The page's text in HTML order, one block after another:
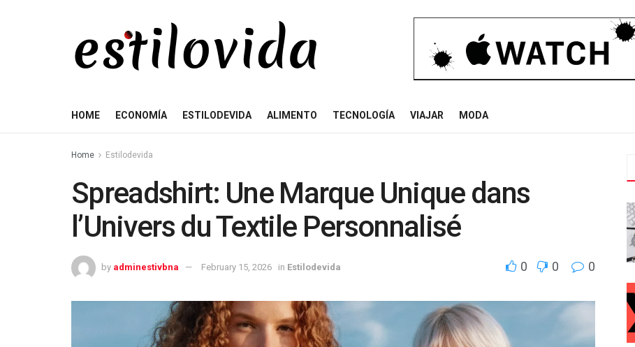
HOME ECONOMÍA ESTILODEVIDA ALIMENTO TECNOLOGÍA VIAJAR MODA
Home Estilodevida
Spreadshirt: Une Marque Unique dans
l’Univers du Textile Personnalisé
by adminestivbna February 15, 2026 in Estilodevida 0 0 0